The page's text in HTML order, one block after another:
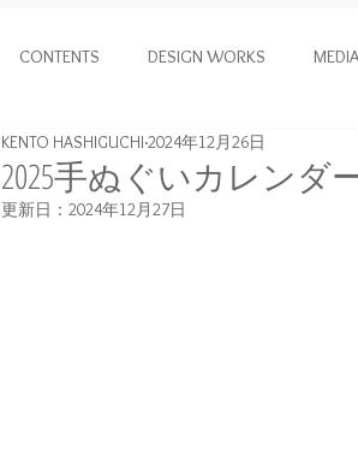
CONTENTS DESIGN WORKS MEDIA
2025手ぬぐいカレンダ
KENTO HASHIGUCHI 2024年12月26日
更新日： 2024年12月27日